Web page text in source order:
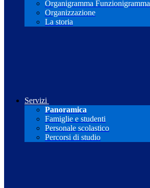
Organigramma Funzionigramma
Organizzazione
La storia
Servizi
Panoramica
Famiglie e studenti
Personale scolastico
Percorsi di studio